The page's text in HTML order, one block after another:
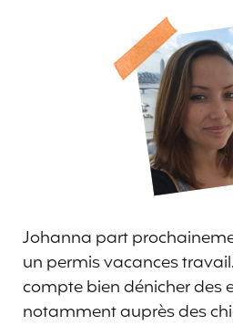
Johanna part
un permis vacances
compte bien dénicher des
notamment auprès des